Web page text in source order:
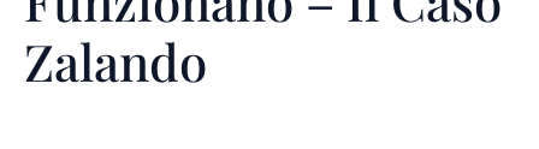
Zalando